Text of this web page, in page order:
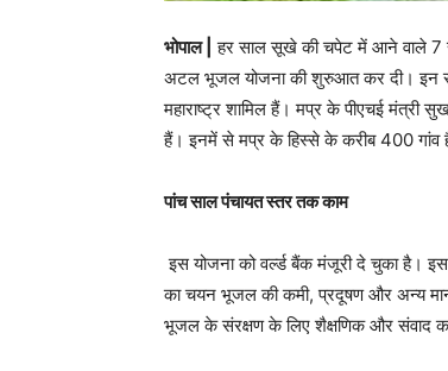
भोपाल | हर साल सूखे की चपेट में आने वाले 7
अटल भूजल योजना की शुरुआत कर दी। इन
महाराष्ट्र शामिल हैं। मप्र के पीएचई मंत्री
हैं। इनमें से मप्र के हिस्से के करीब 400 गांव
पांच साल पंचायत स्तर तक काम
इस योजना को वर्ल्ड बैंक मंजूरी दे चुका है।
का चयन भूजल की कमी, प्रदूषण और अन्य
भूजल के संरक्षण के लिए शैक्षणिक और संवाद